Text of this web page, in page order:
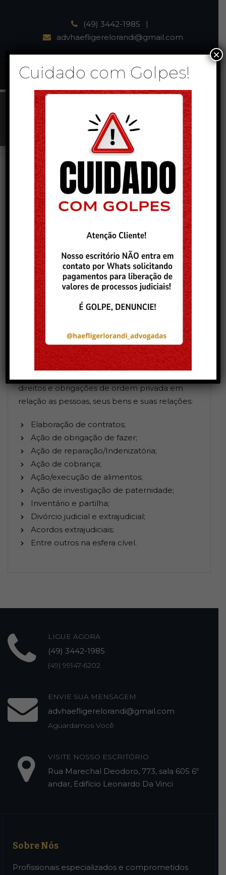
(49) 3442-1985
advhaefligerelorandi@gmail.com
Atuação
Família e Sucessões
Atuação no Direito Civil, principal ramo do
direito privado, que engloba o conjunto de
direitos e obrigações de ordem privada em
relação as pessoas, seus bens e suas relações:
Elaboração de contratos;
Ação de obrigação de fazer;
Ação de reparação/Indenizatória;
Ação de cobrança;
Ação/execução de alimentos;
Ação de investigação de paternidade;
Inventário e partilha;
Divórcio judicial e extrajudicial;
Acordos extrajudiciais;
Entre outros na esfera cível.
LIGUE AGORA
(49) 3442-1985
(49) 99147-6202
ENVIE SUA MENSAGEM
advhaefligerelorandi@gmail.com
Aguardamos Você
VISITE NOSSO ESCRITÓRIO
Rua Marechal Deodoro, 773, sala 605 6º
andar, Edifício Leonardo Da Vinci
Sobre Nós
Profissionais especializados e comprometidos
Cuidado com Golpes!
×